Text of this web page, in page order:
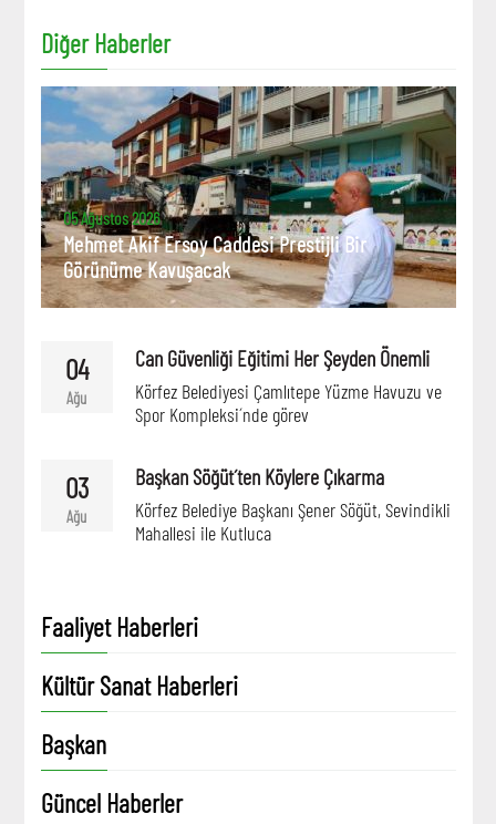
Diğer Haberler
05 Ağustos 2026
Mehmet Akif Ersoy Caddesi Prestijli Bir
Görünüme Kavuşacak
04
Ağu
Can Güvenliği Eğitimi Her Şeyden Önemli
Körfez Belediyesi Çamlıtepe Yüzme Havuzu ve
Spor Kompleksi´nde görev
03
Ağu
Başkan Söğüt´ten Köylere Çıkarma
Körfez Belediye Başkanı Şener Söğüt, Sevindikli
Mahallesi ile Kutluca
Faaliyet Haberleri
Kültür Sanat Haberleri
Başkan
Güncel Haberler